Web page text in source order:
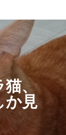
猫、
か見